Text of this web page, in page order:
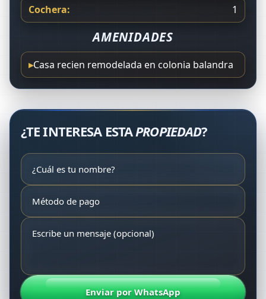
Cochera:
1
AMENIDADES
▸Casa recien remodelada en colonia balandra
¿TE INTERESA ESTAPROPIEDAD?
Enviar por WhatsApp